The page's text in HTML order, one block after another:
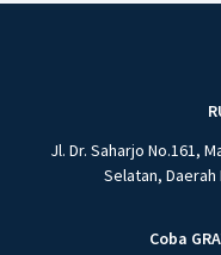
Jl. Dr. Saharjo No.161,
Selatan,
Coba